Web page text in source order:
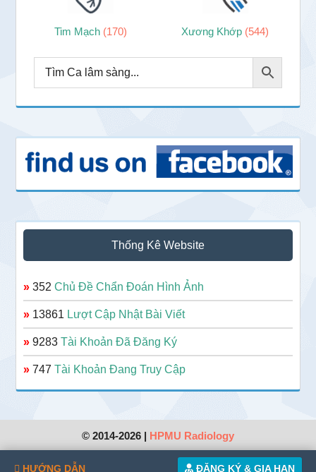
Tim Mạch (170) Xương Khớp (544)
Thống Kê Website
» 352Chủ Đề Chẩn Đoán Hình Ảnh
» 13861 Lượt Cập Nhật Bài Viết
» 9283Tài Khoản Đã Đăng Ký
» 747Tài Khoản Đang Truy Cập
© 2014-2026 | HPMU Radiology
HƯỚNG DẪN ĐĂNG KÝ & GIA HẠN